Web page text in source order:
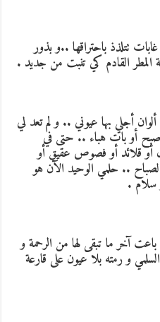
تتلذذ باحتراقها ..و بذور
القادم كي تنبت من جديد .
أجلي بها عيوني .. و لم تعد لي
أو بات هباء .. حتى في
قلائد أو فصوص عقيق أو
.. حلمي الوحيد الآن هو
سلام .
آخر ما تبقى لها من الرحمة و
و رمته بلا عيون على قارعة